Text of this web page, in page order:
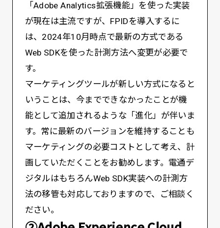
「Adobe Analytics拡張機能」を使った実装
が現在は主流ですが、FPIDを導入するに
は、2024年10月時点で最新の方式である
Web SDKを使った計測方法へ変更が必要で
す。
マーケティングツールが新しい方式になると
いうことは、今までできなかったことが機
能として追加されるような「進化」が伴いま
す。常に最新のバージョンを維持することも
マーケティングの必要コストとして考え、計
画していただくことをお勧めします。電通デ
ジタルはもちろんWeb SDK実装への計測方
法の移管も対応しておりますので、ご相談く
ださい。